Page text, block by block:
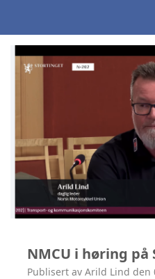
NMCU i høring
Publisert av Arild Lind den